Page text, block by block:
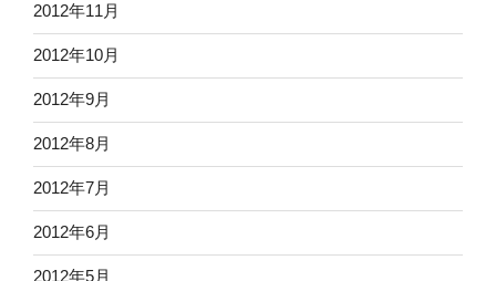
2012年11月
2012年10月
2012年9月
2012年8月
2012年7月
2012年6月
2012年5月